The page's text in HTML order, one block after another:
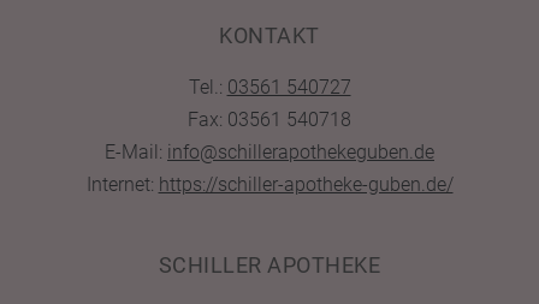
KONTAKT
Tel.: 03561 540727
Fax: 03561 540718
E-Mail: info@schillerapothekeguben.de
Internet: https://schiller-apotheke-guben.de/
SCHILLER APOTHEKE